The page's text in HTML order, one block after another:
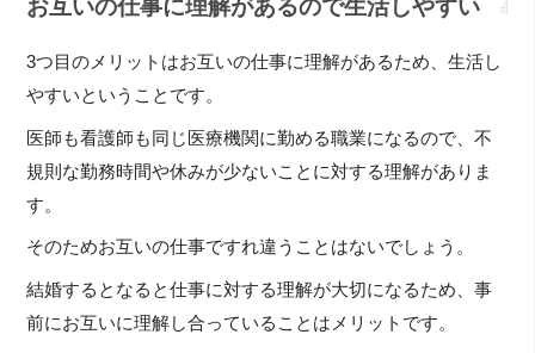
お互いの仕事に理解があるので生活しやすい
3つ目のメリットはお互いの仕事に理解があるため、生活し
やすいということです。
医師も看護師も同じ医療機関に勤める職業になるので、不
規則な勤務時間や休みが少ないことに対する理解がありま
す。
そのためお互いの仕事ですれ違うことはないでしょう。
結婚するとなると仕事に対する理解が大切になるため、事
前にお互いに理解し合っていることはメリットです。